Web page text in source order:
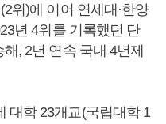
위)에 이어 연세대·한양
년 4위를 기록했던 단
, 2년 연속 국내 4년제
대학 23개교(국립대학 1